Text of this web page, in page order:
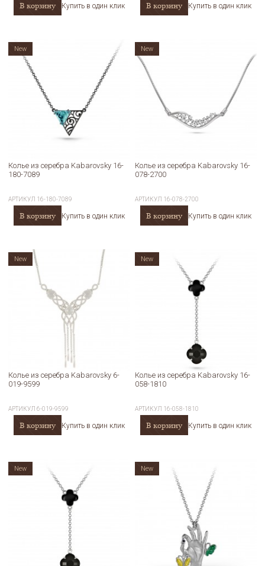
В корзину Купить в один клик В корзину Купить в один клик
Колье из серебра Kabarovsky 16-
180-7089
АРТИКУЛ 16-180-7089
В корзину Купить в один клик
New
Колье из серебра Kabarovsky 16-
078-2700
АРТИКУЛ 16-078-2700
В корзину Купить в один клик
New
Колье из серебра Kabarovsky 6-
019-9599
АРТИКУЛ6-019-9599
В корзину Купить в один клик
New
Колье из серебра Kabarovsky 16-
058-1810
АРТИКУЛ 16-058-1810
В корзину Купить в один клик
New
New New